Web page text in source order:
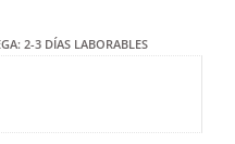
2-3 DÍAS LABORABLES